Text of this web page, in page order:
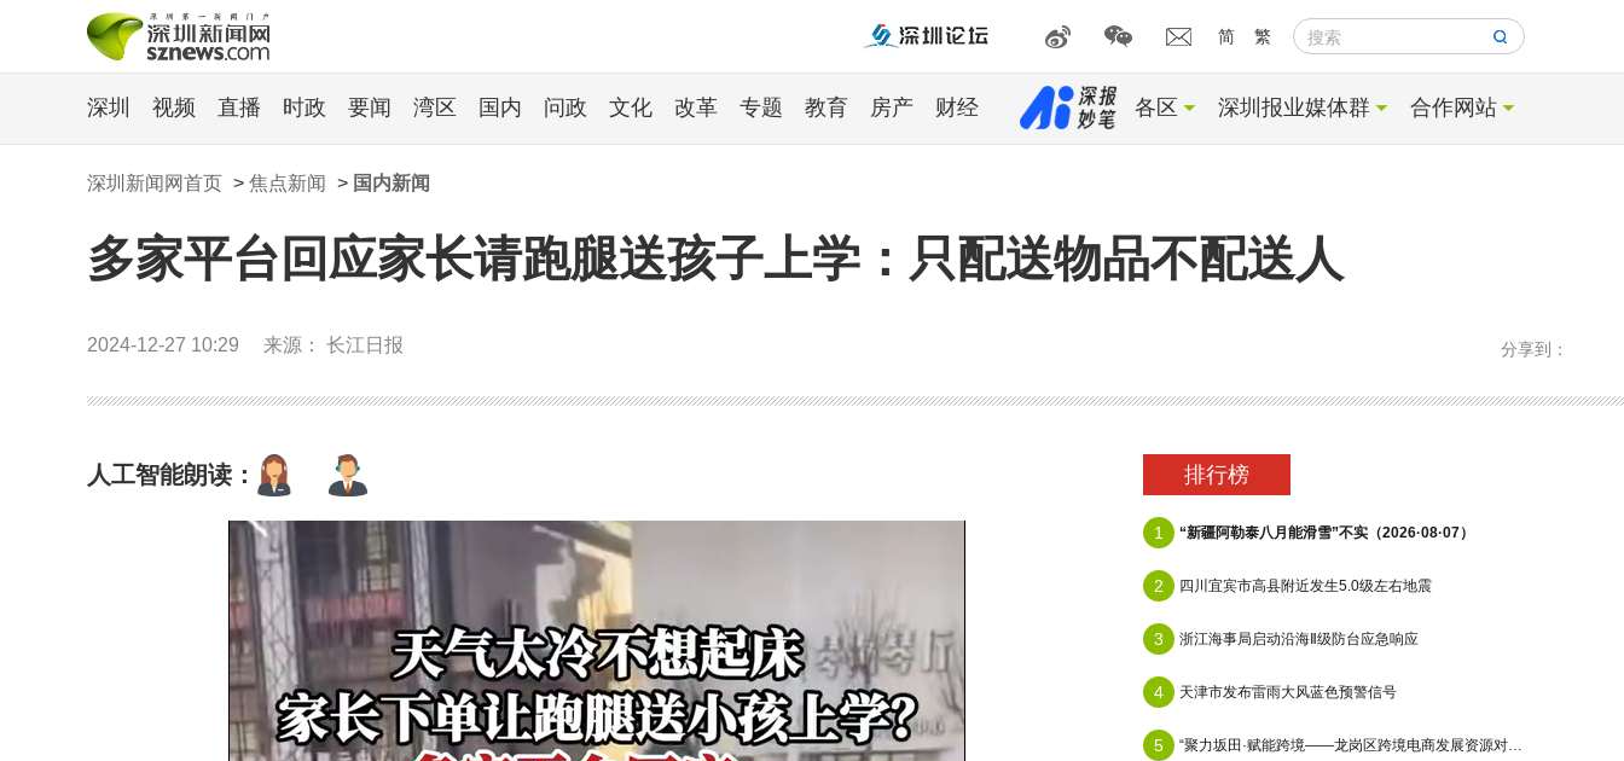
简 繁 搜索
深圳 视频 直播 时政 要闻 湾区 国内 问政 文化 改革 专题 教育 房产 财经 各区 深圳报业媒体群 合作网站
深圳新闻网首页 > 焦点新闻 > 国内新闻
多家平台回应家长请跑腿送孩子上学：只配送物品不配送人
2024-12-27 10:29 来源： 长江日报 分享到：
人工智能朗读： 排行榜
1 “新疆阿勒泰八月能滑雪”不实（2026·08·07）
2 四川宜宾市高县附近发生5.0级左右地震
3 浙江海事局启动沿海Ⅱ级防台应急响应
4 天津市发布雷雨大风蓝色预警信号
5 “聚力坂田·赋能跨境——龙岗区跨境电商发展资源对接会”在天安云谷顺利举办